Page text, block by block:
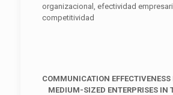
organizacional, efectividad
competitividad
COMMUNICATION
MEDIUM-SIZED ENTERPRISES IN